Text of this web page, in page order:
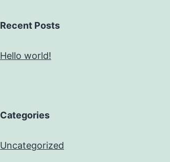
Recent Posts
Hello world!
Categories
Uncategorized